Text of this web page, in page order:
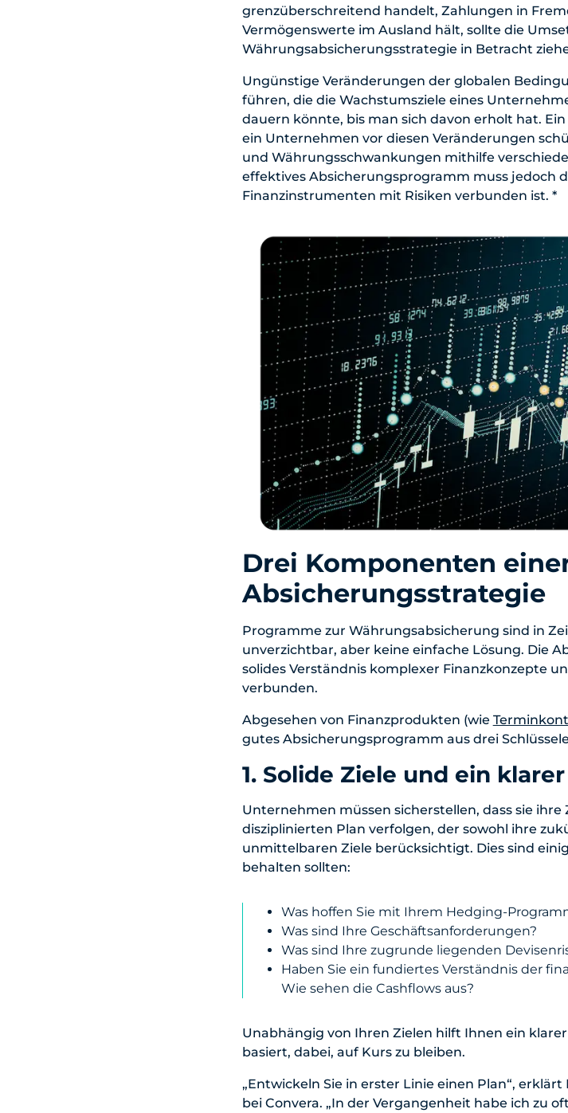
grenzüberschreitend handelt, Zahlungen in
Vermögenswerte im Ausland hält, sollte die
Währungsabsicherungsstrategie in Betracht
Ungünstige Veränderungen der globalen
führen, die die Wachstumsziele eines
dauern könnte, bis man sich davon erholt hat.
ein Unternehmen vor diesen Veränderungen
und Währungsschwankungen mithilfe
effektives Absicherungsprogramm muss jedoch
Finanzinstrumenten mit Risiken verbunden ist. *
Drei Komponenten
Absicherungsstrategie
Programme zur Währungsabsicherung sind in
unverzichtbar, aber keine einfache Lösung. Die
solides Verständnis komplexer Finanzkonzepte
verbunden.
Abgesehen von Finanzprodukten (wie
gutes Absicherungsprogramm aus drei
1. Solide Ziele und ein
Unternehmen müssen sicherstellen, dass sie
disziplinierten Plan verfolgen, der sowohl ihre
unmittelbaren Ziele berücksichtigt. Dies sind
behalten sollten:
Was hoffen Sie mit Ihrem Hedging-
Was sind Ihre Geschäftsanforderungen?
Was sind Ihre zugrunde liegenden
Haben Sie ein fundiertes Verständnis der
Wie sehen die Cashflows aus?
Unabhängig von Ihren Zielen hilft Ihnen ein
basiert, dabei, auf Kurs zu bleiben.
„Entwickeln Sie in erster Linie einen Plan“,
bei Convera. „In der Vergangenheit habe ich zu